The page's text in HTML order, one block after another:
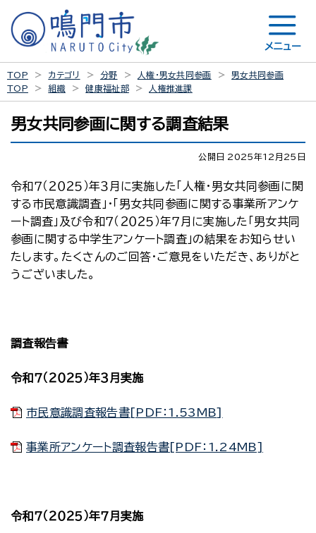
メニュー
TOP カテゴリ 分野 人権・男女共同参画
男女共同参画
TOP
組織 健康福祉部 人権推進課
男女共同参画に関する調査結果
公開日 2025年12月25日
令和７（２０２５）年３月に実施した「人権・男女共同参画に関
する市民意識調査」・「男女共同参画に関する事業所アンケ
ート調査」及び令和７（２０２５）年７月に実施した「男女共同
参画に関する中学生アンケート調査」の結果をお知らせい
たします。たくさんのご回答・ご意見をいただき、ありがと
うございました。
調査報告書
令和７（２０２５）年３月実施
市民意識調査報告書[PDF：1.53MB]
事業所アンケート調査報告書[PDF：1.24MB]
令和７（２０２５）年７月実施